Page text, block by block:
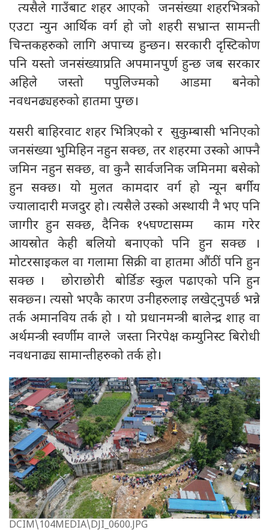
त्यसैले गाउँबाट शहर आएको जनसंख्या शहरभित्रको
एउटा न्युन आर्थिक वर्ग हो जो शहरी सभ्रान्त सामन्ती
चिन्तकहरुको लागि अपाच्य हुन्छन। सरकारी दृस्टिकोण
पनि यस्तो जनसंख्याप्रति अपमानपुर्ण हुन्छ जब सरकार
अहिले जस्तो पपुलिज्मको आडमा बनेको
नवधनढ्यहरुको हातमा पुग्छ।
यसरी बाहिरवाट शहर भित्रिएको र सुकुम्बासी भनिएको
जनसंख्या भुमिहिन नहुन सक्छ, तर शहरमा उस्को आफ्नै
जमिन नहुन सक्छ, वा कुनै सार्वजनिक जमिनमा बसेको
हुन सक्छ। यो मुलत कामदार वर्ग हो न्यून बर्गीय
ज्यालादारी मजदुर हो। त्यसैले उस्को अस्थायी नै भए पनि
जागीर हुन सक्छ, दैनिक १५घण्टासम्म काम गरेर
आयस्रोत केही बलियो बनाएको पनि हुन सक्छ ।
मोटरसाइकल वा गलामा सिक्री वा हातमा औंठीं पनि हुन
सक्छ । छोराछोरी बोर्डिङ स्कुल पढाएको पनि हुन
सक्छ्न। त्यसो भएकै कारण उनीहरुलाइ लखेट्नुपर्छ भन्ने
तर्क अमानविय तर्क हो । यो प्रधानमन्त्री बालेन्द्र शाह वा
अर्थमन्त्री स्वर्णीम वाग्ले जस्ता निरपेक्ष कम्युनिस्ट बिरोधी
नवधनाढ्य सामान्तीहरुको तर्क हो।
DCIM\104MEDIA\DJI_0600.JPG